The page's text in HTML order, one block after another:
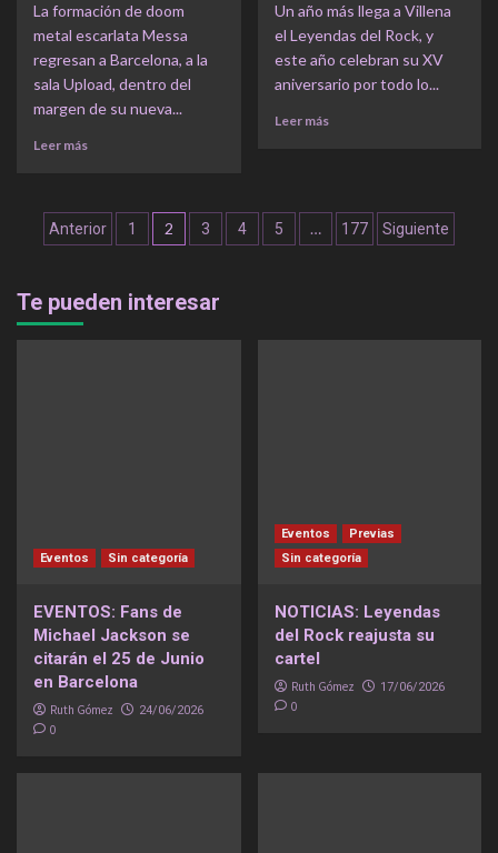
La formación de doom
metal escarlata Messa
regresan a Barcelona, a la
sala Upload, dentro del
margen de su nueva...
Leer más
Un año más llega a Villena
el Leyendas del Rock, y
este año celebran su XV
aniversario por todo lo...
Leer más
Navegación
entradas
Anterior 1 2 3 4 5 … 177 Siguiente
Te pueden interesar
Eventos Sin categoría
EVENTOS: Fans de
Michael Jackson se
citarán el 25 de Junio
en Barcelona
Ruth Gómez 24/06/2026
0
Eventos
Previas
Sin categoría
NOTICIAS: Leyendas
del Rock reajusta su
cartel
Ruth Gómez 17/06/2026
0